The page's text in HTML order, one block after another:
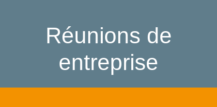
Réunions de
entreprise